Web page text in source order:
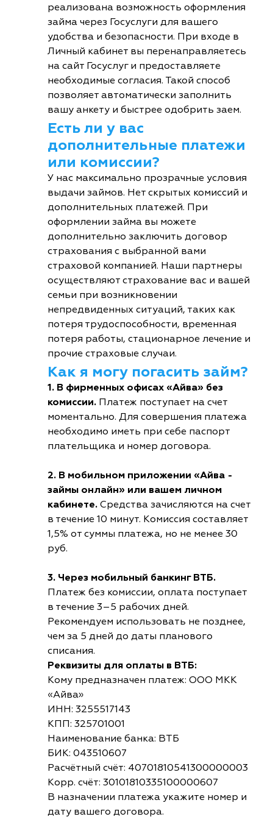
реализована возможность оформления
займа через Госуслуги для вашего
удобства и безопасности. При входе в
Личный кабинет вы перенаправляетесь
на сайт Госуслуг и предоставляете
необходимые согласия. Такой способ
позволяет автоматически заполнить
вашу анкету и быстрее одобрить заем.
Есть ли у вас
дополнительные платежи
или комиссии?
У нас максимально прозрачные условия
выдачи займов. Нет скрытых комиссий и
дополнительных платежей. При
оформлении займа вы можете
дополнительно заключить договор
страхования с выбранной вами
страховой компанией. Наши партнеры
осуществляют страхование вас и вашей
семьи при возникновении
непредвиденных ситуаций, таких как
потеря трудоспособности, временная
потеря работы, стационарное лечение и
прочие страховые случаи.
Как я могу погасить займ?
1. В фирменных офисах «Айва» без
комиссии. Платеж поступает на счет
моментально. Для совершения платежа
необходимо иметь при себе паспорт
плательщика и номер договора.
2. В мобильном приложении «Айва -
займы онлайн» или вашем личном
кабинете. Средства зачисляются на счет
в течение 10 минут. Комиссия составляет
1,5% от суммы платежа, но не менее 30
руб.
3. Через мобильный банкинг ВТБ.
Платеж без комиссии, оплата поступает
в течение 3–5 рабочих дней.
Рекомендуем использовать не позднее,
чем за 5 дней до даты планового
списания.
Реквизиты для оплаты в ВТБ:
Кому предназначен платеж: ООО МКК
«Айва»
ИНН: 3255517143
КПП: 325701001
Наименование банка: ВТБ
БИК: 043510607
Расчётный счёт: 40701810541300000003
Корр. счёт: 30101810335100000607
В назначении платежа укажите номер и
дату вашего договора.